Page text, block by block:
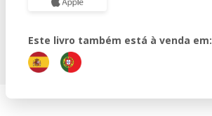
Este livro também está à venda em: